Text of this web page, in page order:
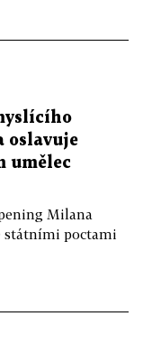
oslavuje
umělec
Milana
státními poctami